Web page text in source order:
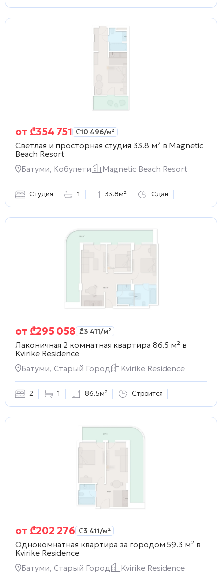
от ₾354 751 ₾10 496/м²
Светлая и просторная студия 33.8 м² в Magnetic
Beach Resort
Батуми, Кобулети
Magnetic Beach Resort
Студия 1 33.8м² Сдан
от ₾295 058 ₾3 411/м²
Лаконичная 2 комнатная квартира 86.5 м² в
Kvirike Residence
Батуми, Старый Город
Kvirike Residence
2 1 86.5м² Строится
от ₾202 276 ₾3 411/м²
Однокомнатная квартира за городом 59.3 м² в
Kvirike Residence
Батуми, Старый Город
Kvirike Residence